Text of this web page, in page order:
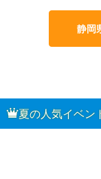
静岡
夏の人気イベン